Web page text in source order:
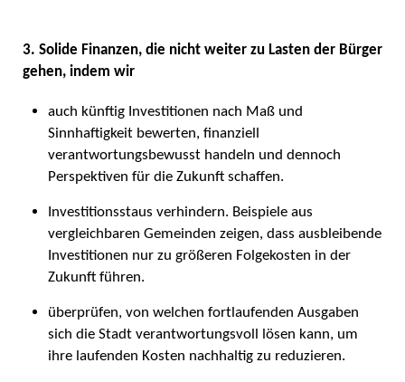
3. Solide Finanzen, die nicht weiter zu Lasten der Bürger
gehen, indem wir
auch künftig Investitionen nach Maß und
Sinnhaftigkeit bewerten, finanziell
verantwortungsbewusst handeln und dennoch
Perspektiven für die Zukunft schaffen.
Investitionsstaus verhindern. Beispiele aus
vergleichbaren Gemeinden zeigen, dass ausbleibende
Investitionen nur zu größeren Folgekosten in der
Zukunft führen.
überprüfen, von welchen fortlaufenden Ausgaben
sich die Stadt verantwortungsvoll lösen kann, um
ihre laufenden Kosten nachhaltig zu reduzieren.